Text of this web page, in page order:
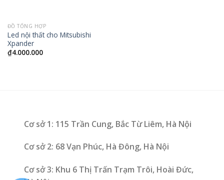
ĐỒ TỔNG HỢP
Led nội thất cho Mitsubishi
Xpander
₫4.000.000
Cơ sở 1: 115 Trần Cung, Bắc Từ Liêm, Hà Nội
Cơ sở 2: 68 Vạn Phúc, Hà Đông, Hà Nội
Cơ sở 3: Khu 6 Thị Trấn Trạm Trôi, Hoài Đức,